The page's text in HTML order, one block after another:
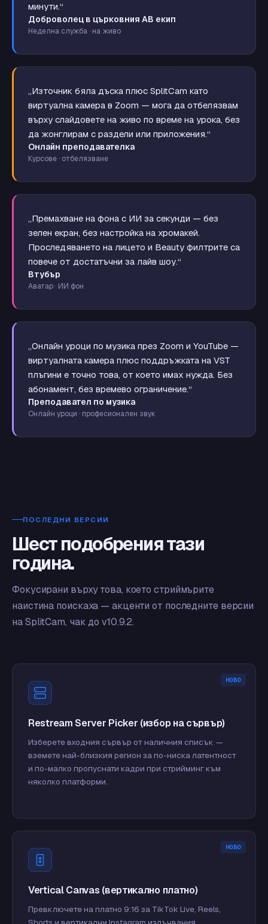
минути.“
Доброволец в църковния АВ екип
Неделна служба · на живо
„Източник бяла дъска плюс SplitCam като
виртуална камера в Zoom — мога да отбелязвам
върху слайдовете на живо по време на урока, без
да жонглирам с раздели или приложения.“
Онлайн преподавателка
Курсове · отбелязване
„Премахване на фона с ИИ за секунди — без
зелен екран, без настройка на хромакей.
Проследяването на лицето и Beauty филтрите са
повече от достатъчни за лайв шоу.“
Втубър
Аватар · ИИ фон
„Онлайн уроци по музика през Zoom и YouTube —
виртуалната камера плюс поддръжката на VST
плъгини е точно това, от което имах нужда. Без
абонамент, без времево ограничение.“
Преподавател по музика
Онлайн уроци · професионален звук
ПОСЛЕДНИ ВЕРСИИ
Шест подобрения тази
година.
Фокусирани върху това, което стриймърите
наистина поискаха — акценти от последните версии
на SplitCam, чак до v10.9.2.
НОВО
Restream Server Picker (избор на сървър)
Изберете входния сървър от наличния списък —
вземете най-близкия регион за по-ниска латентност
и по-малко пропуснати кадри при стрийминг към
няколко платформи.
НОВО
Vertical Canvas (вертикално платно)
Превключете на платно 9:16 за TikTok Live, Reels,